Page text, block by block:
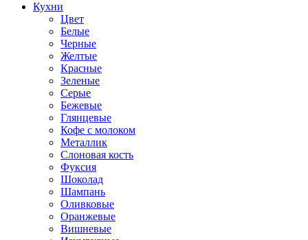
Кухни
Цвет
Белые
Черные
Желтые
Красные
Зеленые
Серые
Бежевые
Глянцевые
Кофе с молоком
Металлик
Слоновая кость
Фуксия
Шоколад
Шампань
Оливковые
Оранжевые
Вишневые